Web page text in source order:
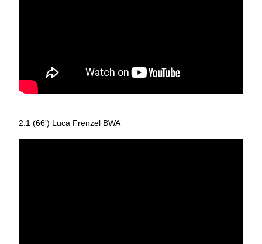
2:1 (66') Luca Frenzel BWA